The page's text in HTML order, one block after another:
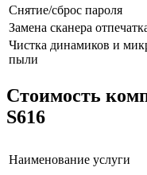
Снятие/сброс пароля
Замена сканера
Чистка динамиков и
пыли
Стоимость
S616
Наименование услуги